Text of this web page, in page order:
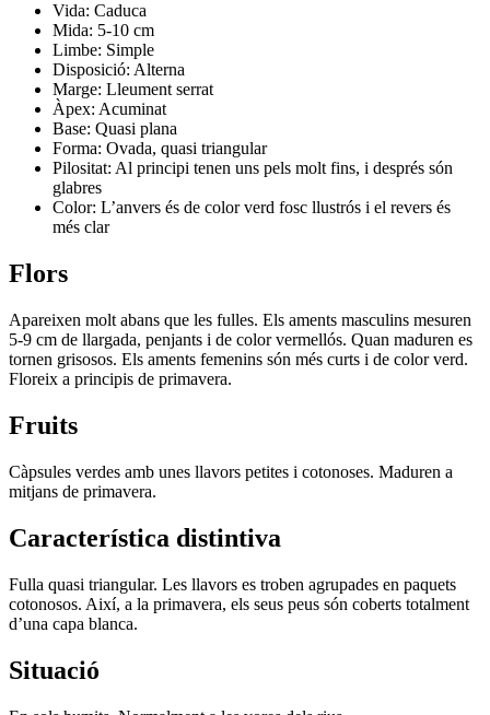
Vida: Caduca
Mida: 5-10 cm
Limbe: Simple
Disposició: Alterna
Marge: Lleument serrat
Àpex: Acuminat
Base: Quasi plana
Forma: Ovada, quasi triangular
Pilositat: Al principi tenen uns pels molt fins, i després són
glabres
Color: L’anvers és de color verd fosc llustrós i el revers és
més clar
Flors
Apareixen molt abans que les fulles. Els aments masculins mesuren
5-9 cm de llargada, penjants i de color vermellós. Quan maduren es
tornen grisosos. Els aments femenins són més curts i de color verd.
Floreix a principis de primavera.
Fruits
Càpsules verdes amb unes llavors petites i cotonoses. Maduren a
mitjans de primavera.
Característica distintiva
Fulla quasi triangular. Les llavors es troben agrupades en paquets
cotonosos. Així, a la primavera, els seus peus són coberts totalment
d’una capa blanca.
Situació